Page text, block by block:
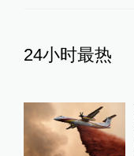
24小时最热